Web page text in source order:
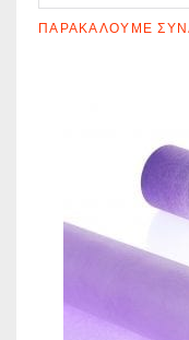
ΠΑΡΑΚΑΛΟΎΜΕ